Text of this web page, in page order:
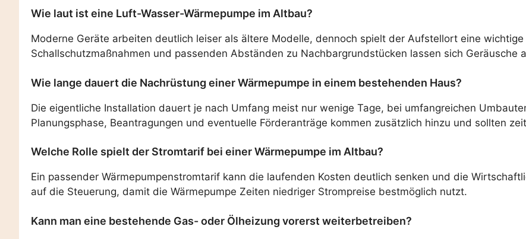
Wie laut ist eine Luft-Wasser-Wärmepumpe im Altbau?
Moderne Geräte arbeiten deutlich leiser als ältere Modelle, dennoch spielt der Aufstellort eine
Schallschutzmaßnahmen und passenden Abständen zu Nachbargrundstücken lassen sich Geräusche
Wie lange dauert die Nachrüstung einer Wärmepumpe in einem bestehenden Haus?
Die eigentliche Installation dauert je nach Umfang meist nur wenige Tage, bei umfangreichen
Planungsphase, Beantragungen und eventuelle Förderanträge kommen zusätzlich hinzu und sollten
Welche Rolle spielt der Stromtarif bei einer Wärmepumpe im Altbau?
Ein passender Wärmepumpenstromtarif kann die laufenden Kosten deutlich senken und die
auf die Steuerung, damit die Wärmepumpe Zeiten niedriger Strompreise bestmöglich nutzt.
Kann man eine bestehende Gas- oder Ölheizung vorerst weiterbetreiben?